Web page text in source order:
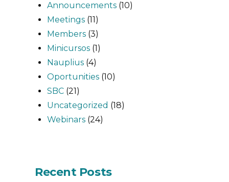
Announcements (10)
Meetings (11)
Members (3)
Minicursos (1)
Nauplius (4)
Oportunities (10)
SBC (21)
Uncategorized (18)
Webinars (24)
Recent Posts